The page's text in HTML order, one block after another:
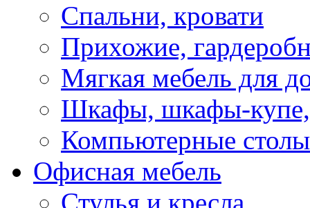
Спальни, кровати
Прихожие,
Мягкая мебель для
Шкафы, шкафы-купе,
Компьютерные столы
Офисная мебель